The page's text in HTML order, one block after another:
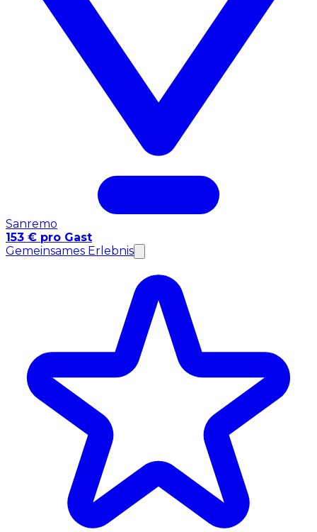
Sanremo
153 € pro Gast
Gemeinsames Erlebnis